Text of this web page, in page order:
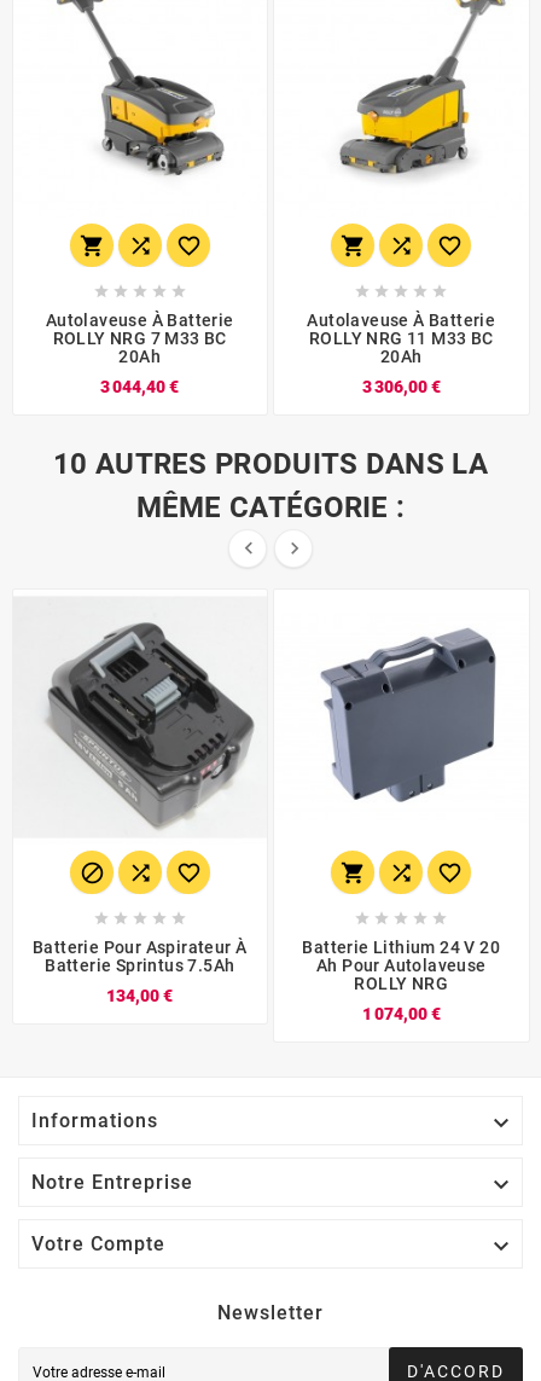
  
    
Autolaveuse À Batterie
ROLLY NRG 7 M33 BC
20Ah
3 044,40 €
  
    
Autolaveuse À Batterie
ROLLY NRG 11 M33 BC
20Ah
3 306,00 €
10 AUTRES PRODUITS DANS LA
MÊME CATÉGORIE :
 
  
    
Batterie Pour Aspirateur À
Batterie Sprintus 7.5Ah
134,00 €
  
    
Batterie Lithium 24 V 20
Ah Pour Autolaveuse
ROLLY NRG
1 074,00 €
Informations 
Notre Entreprise 
Votre Compte 
Newsletter
D'ACCORD